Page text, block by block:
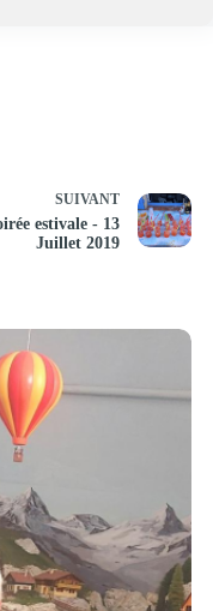
SUIVANT
estivale - 13
Juillet 2019